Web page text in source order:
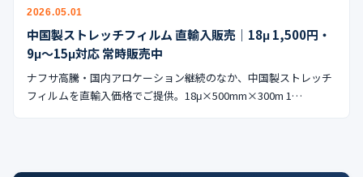
公式ブログ
会社案内
🇺🇸🇰🇷 🇹🇼🇻🇳
2026.05.01
中国製ストレッチフィルム 直輸入販売｜18μ 1,500円・
9μ〜15μ対応 常時販売中
ナフサ高騰・国内アロケーション継続のなか、中国製ストレッチ
フィルムを直輸入価格でご提供。18μ×500mm×300m 1…